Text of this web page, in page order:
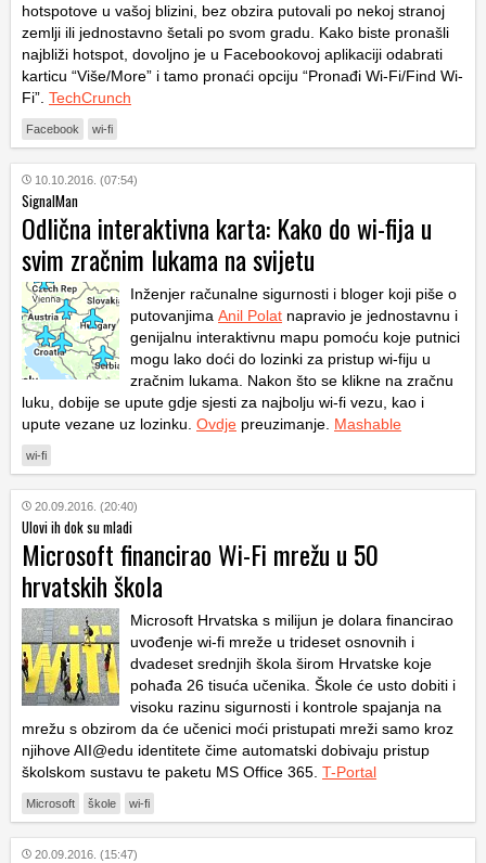
hotspotove u vašoj blizini, bez obzira putovali po nekoj stranoj
zemlji ili jednostavno šetali po svom gradu. Kako biste pronašli
najbliži hotspot, dovoljno je u Facebookovoj aplikaciji odabrati
karticu “Više/More” i tamo pronaći opciju “Pronađi Wi-Fi/Find Wi-
Fi”. TechCrunch
Facebook wi-fi
10.10.2016. (07:54)
SignalMan
Odlična interaktivna karta: Kako do wi-fija u
svim zračnim lukama na svijetu
Inženjer računalne sigurnosti i bloger koji piše o
putovanjima Anil Polat napravio je jednostavnu i
genijalnu interaktivnu mapu pomoću koje putnici
mogu lako doći do lozinki za pristup wi-fiju u
zračnim lukama. Nakon što se klikne na zračnu
luku, dobije se upute gdje sjesti za najbolju wi-fi vezu, kao i
upute vezane uz lozinku. Ovdje preuzimanje. Mashable
wi-fi
20.09.2016. (20:40)
Ulovi ih dok su mladi
Microsoft financirao Wi-Fi mrežu u 50
hrvatskih škola
Microsoft Hrvatska s milijun je dolara financirao
uvođenje wi-fi mreže u trideset osnovnih i
dvadeset srednjih škola širom Hrvatske koje
pohađa 26 tisuća učenika. Škole će usto dobiti i
visoku razinu sigurnosti i kontrole spajanja na
mrežu s obzirom da će učenici moći pristupati mreži samo kroz
njihove AII@edu identitete čime automatski dobivaju pristup
školskom sustavu te paketu MS Office 365. T-Portal
Microsoft škole wi-fi
20.09.2016. (15:47)